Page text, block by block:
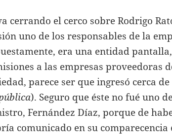
cerrando el cerco sobre Rodrigo
uno de los responsables de la
era una entidad
a las empresas proveedoras
parece ser que ingresó cerca
). Seguro que éste no fué uno
Fernández Díaz, porque de
comunicado en su comparecencia